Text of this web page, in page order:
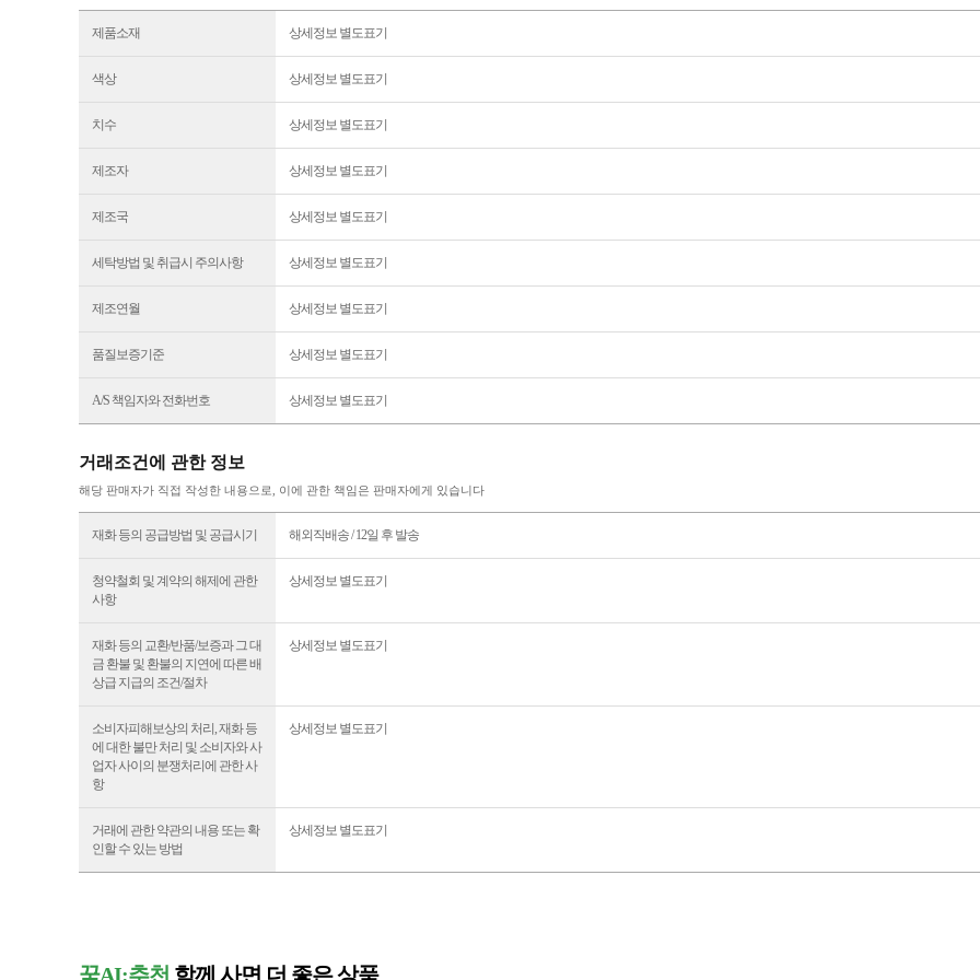
제품소재 상세정보 별도표기
색상 상세정보 별도표기
치수 상세정보 별도표기
제조자 상세정보 별도표기
제조국 상세정보 별도표기
세탁방법 및 취급시 주의사항 상세정보 별도표기
제조연월 상세정보 별도표기
품질보증기준 상세정보 별도표기
A/S 책임자와 전화번호 상세정보 별도표기
거래조건에 관한 정보
해당 판매자가 직접 작성한 내용으로, 이에 관한 책임은 판매자에게 있습니다
재화 등의 공급방법 및 공급시기 해외직배송 / 12일 후 발송
청약철회 및 계약의 해제에 관한
사항
상세정보 별도표기
재화 등의 교환/반품/보증과 그 대
금 환불 및 환불의 지연에 따른 배
상급 지급의 조건/절차
상세정보 별도표기
소비자피해보상의 처리, 재화 등
에 대한 불만 처리 및 소비자와 사
업자 사이의 분쟁처리에 관한 사
항
상세정보 별도표기
거래에 관한 약관의 내용 또는 확
인할 수 있는 방법
상세정보 별도표기
꾹AI:추천 함께 사면 더 좋은 상품